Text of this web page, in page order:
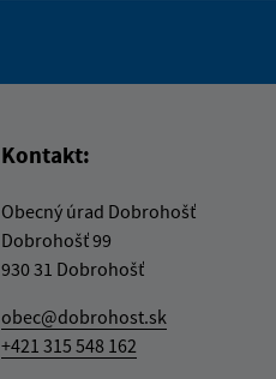
Kontakt:
Obecný úrad Dobrohošť
Dobrohošť 99
930 31 Dobrohošť
obec@dobrohost.sk
+421 315 548 162